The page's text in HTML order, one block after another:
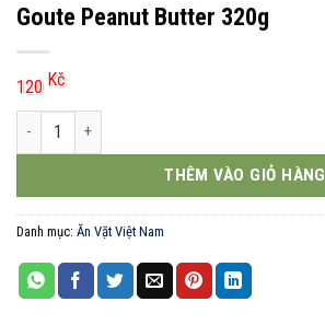
Goute Peanut Butter 320g
120 Kč
Goute Peanut Butter 320g số lượng
THÊM VÀO GIỎ HÀNG
Danh mục: Ăn Vặt Việt Nam